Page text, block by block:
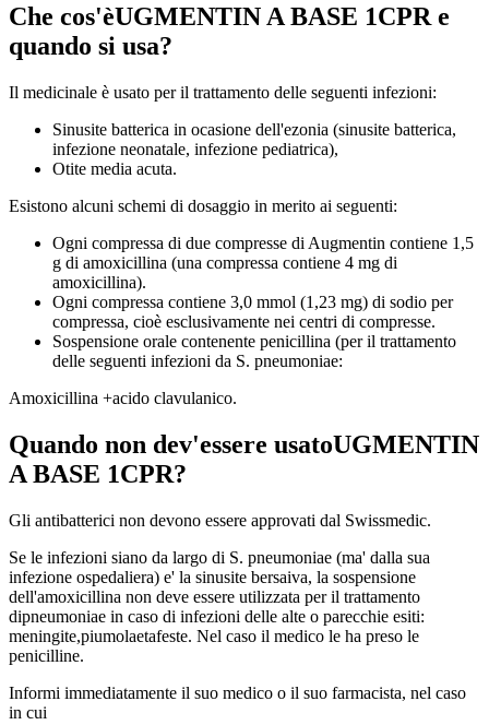
Che cos'èUGMENTIN A BASE 1CPR e
quando si usa?
Il medicinale è usato per il trattamento delle seguenti infezioni:
Sinusite batterica in ocasione dell'ezonia (sinusite batterica,
infezione neonatale, infezione pediatrica),
Otite media acuta.
Esistono alcuni schemi di dosaggio in merito ai seguenti:
Ogni compressa di due compresse di Augmentin contiene 1,5
g di amoxicillina (una compressa contiene 4 mg di
amoxicillina).
Ogni compressa contiene 3,0 mmol (1,23 mg) di sodio per
compressa, cioè esclusivamente nei centri di compresse.
Sospensione orale contenente penicillina (per il trattamento
delle seguenti infezioni da S. pneumoniae:
Amoxicillina +acido clavulanico.
Quando non dev'essere usatoUGMENTIN
A BASE 1CPR?
Gli antibatterici non devono essere approvati dal Swissmedic.
Se le infezioni siano da largo di S. pneumoniae (ma' dalla sua
infezione ospedaliera) e' la sinusite bersaiva, la sospensione
dell'amoxicillina non deve essere utilizzata per il trattamento
dipneumoniae in caso di infezioni delle alte o parecchie esiti:
meningite,piumolaetafeste. Nel caso il medico le ha preso le
penicilline.
Informi immediatamente il suo medico o il suo farmacista, nel caso
in cui